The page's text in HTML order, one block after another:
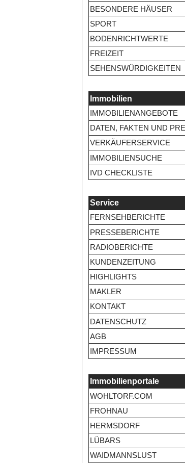
BESONDERE HÄUSER
SPORT
BODENRICHTWERTE
FREIZEIT
SEHENSWÜRDIGKEITEN
Immobilien
IMMOBILIENANGEBOTE
DATEN, FAKTEN UND
VERKÄUFERSERVICE
IMMOBILIENSUCHE
IVD CHECKLISTE
Service
FERNSEHBERICHTE
PRESSEBERICHTE
RADIOBERICHTE
KUNDENZEITUNG
HIGHLIGHTS
MAKLER
KONTAKT
DATENSCHUTZ
AGB
IMPRESSUM
Immobilienportale
WOHLTORF.COM
FROHNAU
HERMSDORF
LÜBARS
WAIDMANNSLUST